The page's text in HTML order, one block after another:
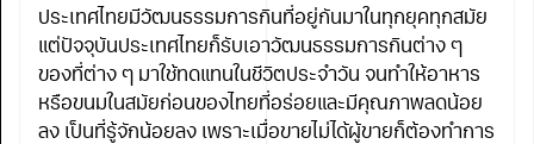
ประเทศไทยมีวัฒนธรรมการกินที่อยู่กันมาในทุกยุคทุกสมัย
แต่ปัจจุบันประเทศไทยก็รับเอาวัฒนธรรมการกินต่าง ๆ
ของที่ต่าง ๆ มาใช้ทดแทนในชีวิตประจำวัน จนทำให้อาหาร
หรือขนมในสมัยก่อนของไทยที่อร่อยและมีคุณภาพลดน้อย
ลง เป็นที่รู้จักน้อยลง เพราะเมื่อขายไม่ได้ผู้ขายก็ต้องทำการ